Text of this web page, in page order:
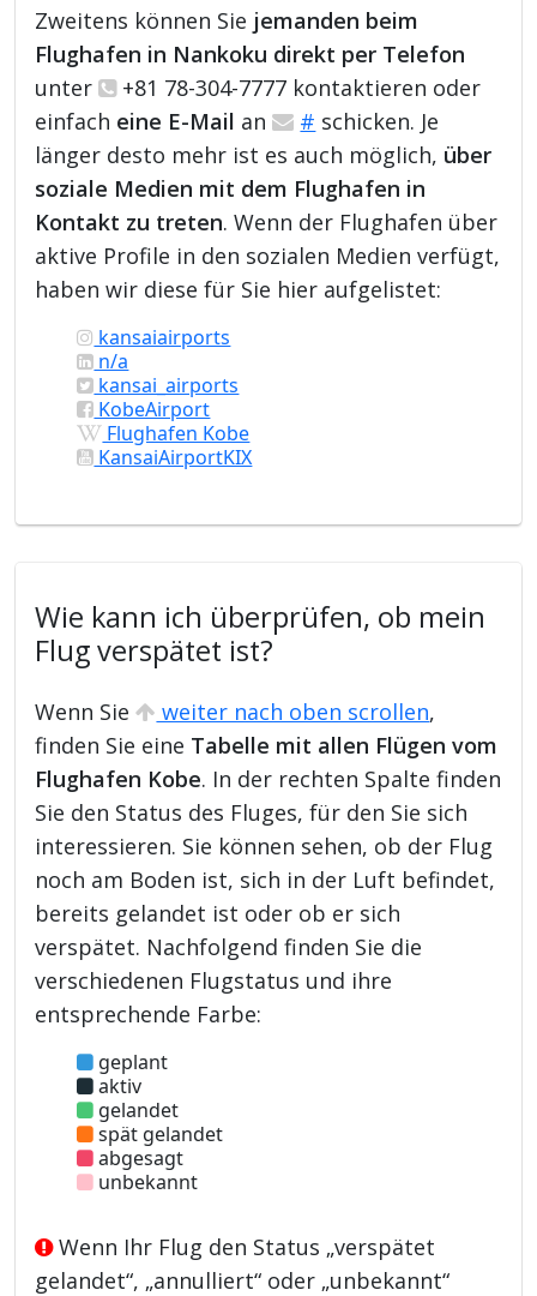
Zweitens können Sie jemanden beim
Flughafen in Nankoku direkt per Telefon
unter
+81 78-304-7777 kontaktieren oder
einfach eine E-Mail an # schicken. Je
länger desto mehr ist es auch möglich, über
soziale Medien mit dem Flughafen in
Kontakt zu treten. Wenn der Flughafen über
aktive Profile in den sozialen Medien verfügt,
haben wir diese für Sie hier aufgelistet:
kansaiairports
n/a
kansai_airports
KobeAirport
Flughafen Kobe
KansaiAirportKIX
Wie kann ich überprüfen, ob mein
Flug verspätet ist?
Wenn Sie weiter nach oben scrollen,
finden Sie eine Tabelle mit allen Flügen vom
Flughafen Kobe. In der rechten Spalte finden
Sie den Status des Fluges, für den Sie sich
interessieren. Sie können sehen, ob der Flug
noch am Boden ist, sich in der Luft befindet,
bereits gelandet ist oder ob er sich
verspätet. Nachfolgend finden Sie die
verschiedenen Flugstatus und ihre
entsprechende Farbe:
geplant
aktiv
gelandet
spät gelandet
abgesagt
unbekannt
Wenn Ihr Flug den Status „verspätet
gelandet“, „annulliert“ oder „unbekannt“